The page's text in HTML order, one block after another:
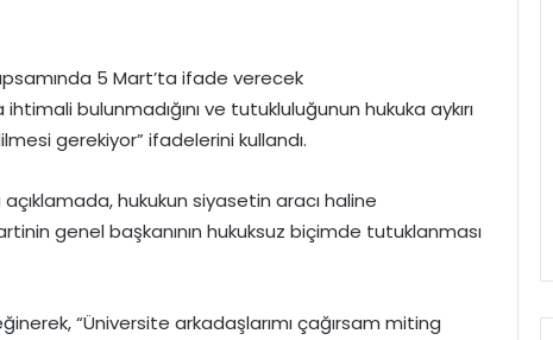
5 Mart’ta ifade verecek
bulunmadığını ve tutukluluğunun hukuka aykırı
gerekiyor” ifadelerini kullandı.
hukukun siyasetin aracı haline
genel başkanının hukuksuz biçimde tutuklanması
“Üniversite arkadaşlarımı çağırsam miting